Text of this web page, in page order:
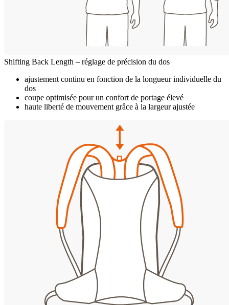
Shifting Back Length – réglage de précision du dos
ajustement continu en fonction de la longueur individuelle du
dos
coupe optimisée pour un confort de portage élevé
haute liberté de mouvement grâce à la largeur ajustée